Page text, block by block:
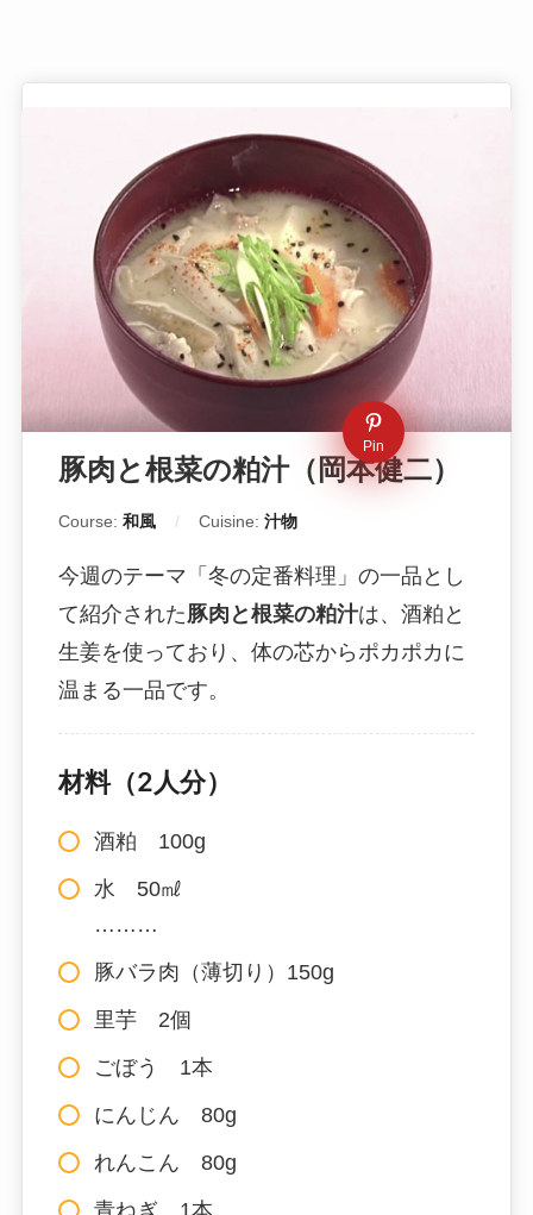
Pin
豚肉と根菜の粕汁（岡本健二）
Course: 和風 Cuisine: 汁物
今週のテーマ「冬の定番料理」の一品とし
て紹介された豚肉と根菜の粕汁は、酒粕と
生姜を使っており、体の芯からポカポカに
温まる一品です。
材料（2人分）
酒粕 100g
水 50㎖
………
豚バラ肉（薄切り）150g
里芋 2個
ごぼう 1本
にんじん 80g
れんこん 80g
青ねぎ 1本